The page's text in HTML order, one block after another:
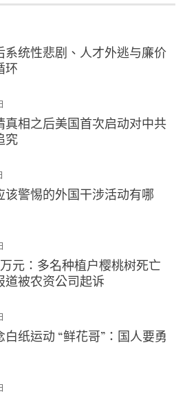
系统性悲剧、人才外逃与廉价
环
真相之后美国首次启动对中共
究
该警惕的外国干涉活动有哪
元：多名种植户樱桃树死亡
道被农资公司起诉
纸运动 “鲜花哥”：国人要勇